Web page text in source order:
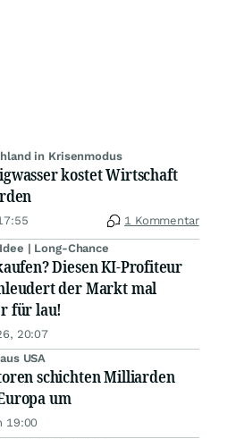
in Krisenmodus
kostet Wirtschaft
1 Kommentar
| Long-Chance
Diesen KI-Profiteur
der Markt mal
für lau!
20:07
USA
schichten Milliarden
um
19:00